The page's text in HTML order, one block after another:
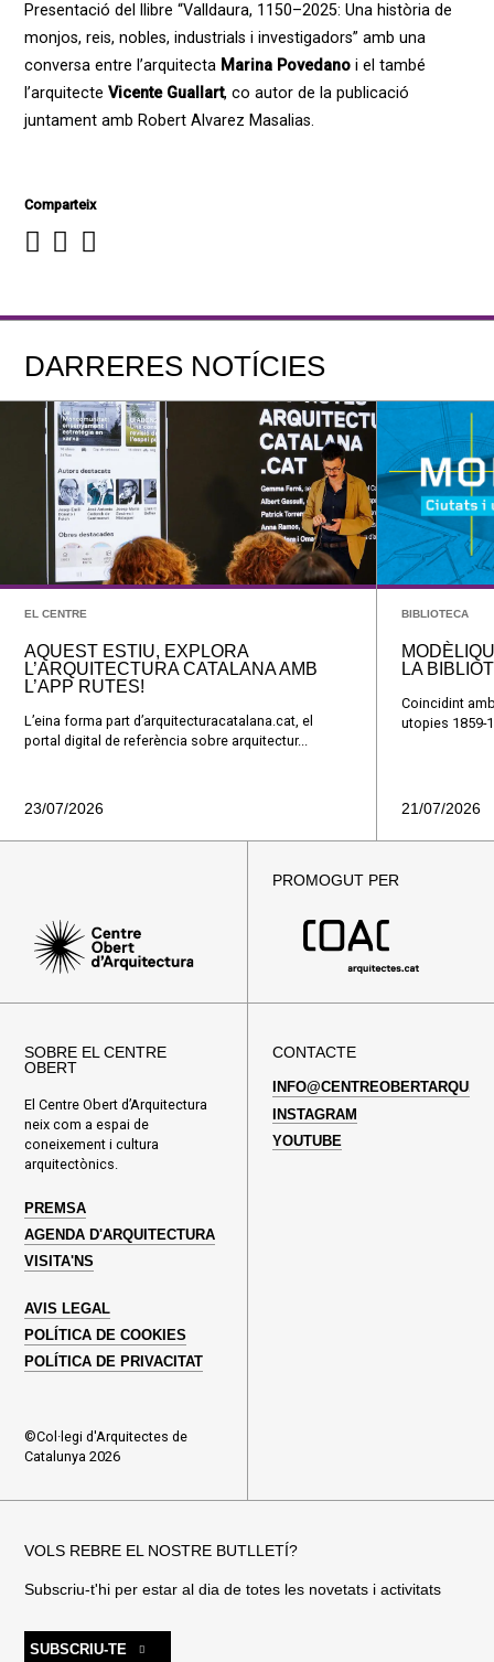
Presentació del llibre “Valldaura, 1150–2025: Una història de
monjos, reis, nobles, industrials i investigadors” amb una
conversa entre l’arquitecta Marina Povedanoi el també
l’arquitecte Vicente Guallart, co autor de la publicació
juntament amb Robert Alvarez Masalias.
Comparteix
DARRERES NOTÍCIES
EL CENTRE
AQUEST ESTIU, EXPLORA
L’ARQUITECTURA CATALANA AMB
L’APP RUTES!
L’eina forma part d’arquitecturacatalana.cat, el
portal digital de referència sobre arquitectur...
23/07/2026
BIBLIOTECA
LA
Coincidint
utopies 1859-
21/07/2026
PROMOGUT PER
SOBRE EL CENTRE
OBERT
El Centre Obert d’Arquitectura
neix com a espai de
coneixement i cultura
arquitectònics.
PREMSA
AGENDA D'ARQUITECTURA
VISITA'NS
AVIS LEGAL
POLÍTICA DE COOKIES
POLÍTICA DE PRIVACITAT
©Col·legi d'Arquitectes de
Catalunya 2026
CONTACTE
INSTAGRAM
YOUTUBE
VOLS REBRE EL NOSTRE BUTLLETÍ?
Subscriu-t'hi per estar al dia de totes les novetats i activitats
SUBSCRIU-TE